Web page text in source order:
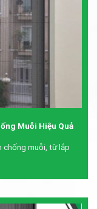
Muỗi Hiệu Quả
chống muỗi, từ lắp